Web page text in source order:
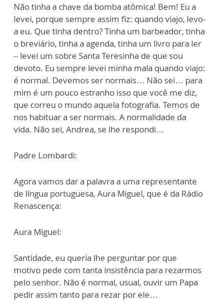
Não tinha a chave da bomba atômica! Bem! Eu a
levei, porque sempre assim fiz: quando viajo, levo-
a eu. Que tinha dentro? Tinha um barbeador, tinha
o breviário, tinha a agenda, tinha um livro para ler
– levei um sobre Santa Teresinha de que sou
devoto. Eu sempre levei minha mala quando viajo:
é normal. Devemos ser normais… Não sei… para
mim é um pouco estranho isso que você me diz,
que correu o mundo aquela fotografia. Temos de
nos habituar a ser normais. A normalidade da
vida. Não sei, Andrea, se lhe respondi…
Padre Lombardi:
Agora vamos dar a palavra a uma representante
de língua portuguesa, Aura Miguel, que é da Rádio
Renascença:
Aura Miguel:
Santidade, eu queria lhe perguntar por que
motivo pede com tanta insistência para rezarmos
pelo senhor. Não é normal, usual, ouvir um Papa
pedir assim tanto para rezar por ele…